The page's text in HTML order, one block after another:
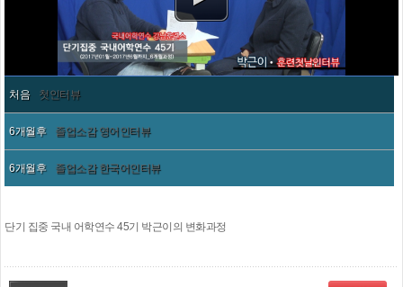
처음 첫인터뷰
6개월후 졸업소감 영어인터뷰
6개월후 졸업소감 한국어인터뷰
단기 집중 국내 어학연수 45기 박근이의 변화과정